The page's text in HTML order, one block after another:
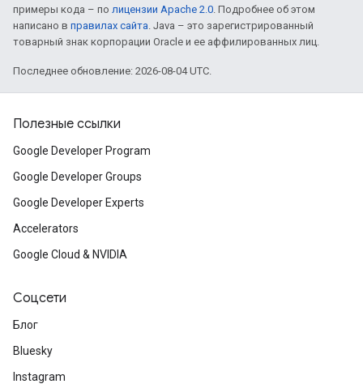
примеры кода – по лицензии Apache 2.0. Подробнее об этом
написано в правилах сайта. Java – это зарегистрированный
товарный знак корпорации Oracle и ее аффилированных лиц.
Последнее обновление: 2026-08-04 UTC.
Полезные ссылки
Google Developer Program
Google Developer Groups
Google Developer Experts
Accelerators
Google Cloud & NVIDIA
Соцсети
Блог
Bluesky
Instagram